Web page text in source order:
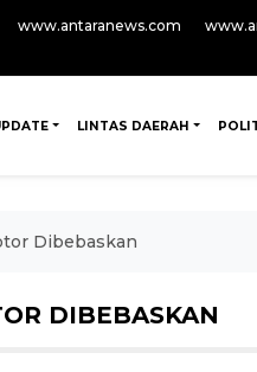
www.antaranews.com
LINTAS DAERAH
Dibebaskan
DIBEBASKAN